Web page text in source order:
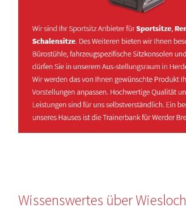
Wissenswertes über Wiesloch